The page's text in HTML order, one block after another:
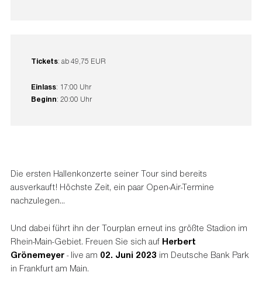
Tickets: ab 49,75 EUR
Einlass: 17:00 Uhr
Beginn: 20:00 Uhr
Die ersten Hallenkonzerte seiner Tour sind bereits
ausverkauft! Höchste Zeit, ein paar Open-Air-Termine
nachzulegen...
Und dabei führt ihn der Tourplan erneut ins größte Stadion im
Rhein-Main-Gebiet. Freuen Sie sich auf Herbert
Grönemeyer- live am 02. Juni 2023 im Deutsche Bank Park
in Frankfurt am Main.